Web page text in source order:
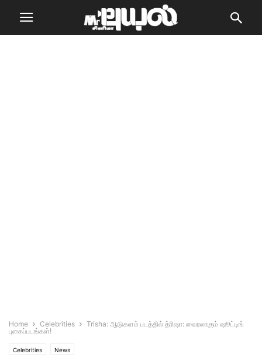
Home Celebrities
Trisha: ஆடுகளம் படத்தில் த்ரிஷா: வைரலாகும் ஷூட்டிங்
புகைப்படங்கள்!
Celebrities News